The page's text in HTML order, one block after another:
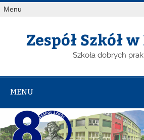
Menu
Zespół Szkół
Szkoła dobrych
MENU